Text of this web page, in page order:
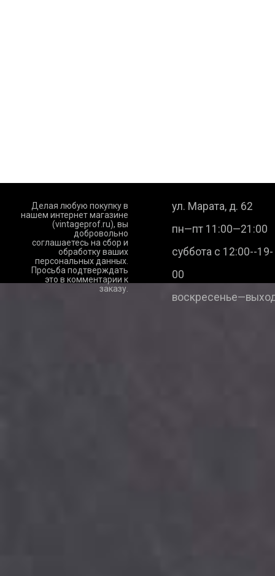
Делая любую покупку в
нашем интернет магазине
(vintageprof.ru), вы
добровольно
соглашаетесь на сбор и
обработку ваших
персональных данных.
Просьба подтверждать
это в комментарии к
заказу.
ул. Марата, д. 62
пн—пт 11:00—21:00
суббота с 12:00--19-
00